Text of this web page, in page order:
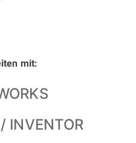
mit:
INVENTOR